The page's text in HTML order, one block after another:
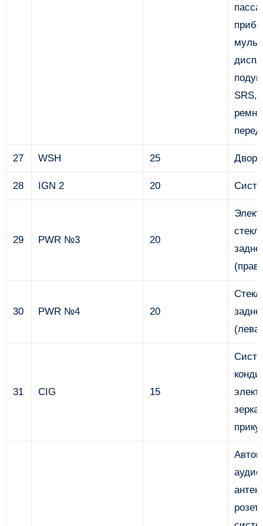
SRS,
27 WSH 25
28 IGN 2 20
29 PWR №3 20
30 PWR №4 20
31 CIG 15